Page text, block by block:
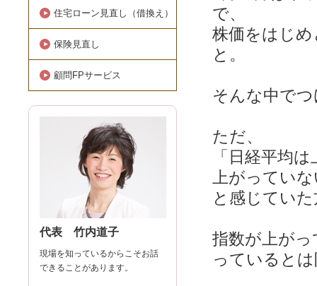
住宅ローン見直し（借換え）
保険見直し
顧問FPサービス
代表 竹内道子
現場を知っているからこそお話
できることがあります。
で、
株価をはじ
と。
そんな中で
ただ、
「日経平均
上がってい
と感じてい
指数が上が
っていると